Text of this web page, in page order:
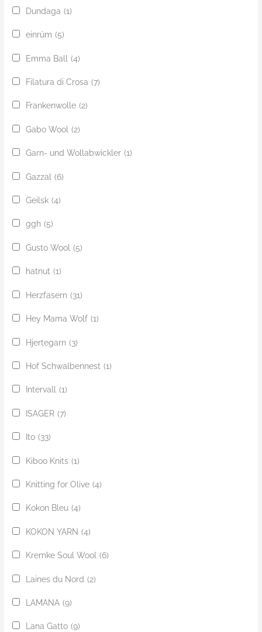
Dundaga (1)
einrúm (5)
Emma Ball (4)
Filatura di Crosa (7)
Frankenwolle (2)
Gabo Wool (2)
Garn- und Wollabwickler (1)
Gazzal (6)
Geilsk (4)
ggh (5)
Gusto Wool (5)
hatnut (1)
Herzfasern (31)
Hey Mama Wolf (1)
Hjertegarn (3)
Hof Schwalbennest (1)
Intervall (1)
ISAGER (7)
Ito (33)
Kiboo Knits (1)
Knitting for Olive (4)
Kokon Bleu (4)
KOKON YARN (4)
Kremke Soul Wool (6)
Laines du Nord (2)
LAMANA (9)
Lana Gatto (9)